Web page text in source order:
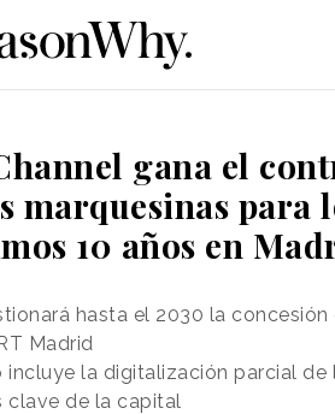
gana el
marquesinas para
10 años en
hasta el 2030 la
Madrid
incluye la digitalización parcial de
clave de la capital